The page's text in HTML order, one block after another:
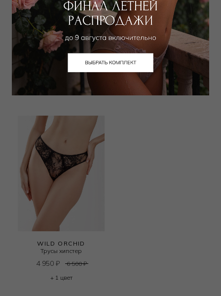
WILD ORCHID
Трусы слип
₽
WILD ORCHID
Трусы хипстер
4 950 ₽ 6 500
+ 1 цвет
WILD ORCHID
Трусы хипстер
4 950 ₽ 6 500₽
+ 1 цвет